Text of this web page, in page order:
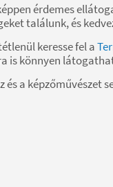
érdemes
találunk, és
keresse fel a
is könnyen
és a képzőművészet